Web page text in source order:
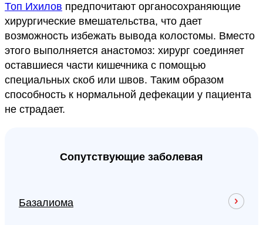
Топ Ихилов предпочитают органосохраняющие
хирургические вмешательства, что дает
возможность избежать вывода колостомы. Вместо
этого выполняется анастомоз: хирург соединяет
оставшиеся части кишечника с помощью
специальных скоб или швов. Таким образом
способность к нормальной дефекации у пациента
не страдает.
Сопутствующие заболевая
Базалиома